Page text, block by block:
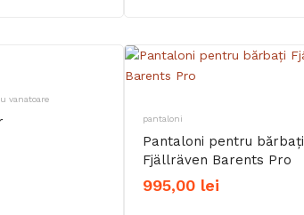
vanatoare
pantaloni
Pantaloni pentru bărbați
Fjällräven Barents Pro
995,00 lei